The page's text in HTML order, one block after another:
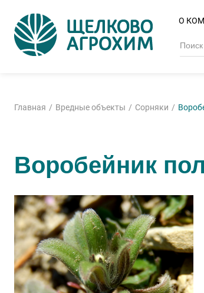
О
Главная Вредные объекты Сорняки
Воробейник